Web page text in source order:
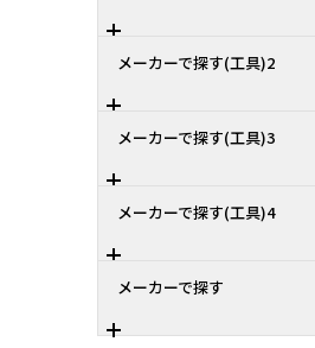
メーカーで探す(工具)2
メーカーで探す(工具)3
メーカーで探す(工具)4
メーカーで探す